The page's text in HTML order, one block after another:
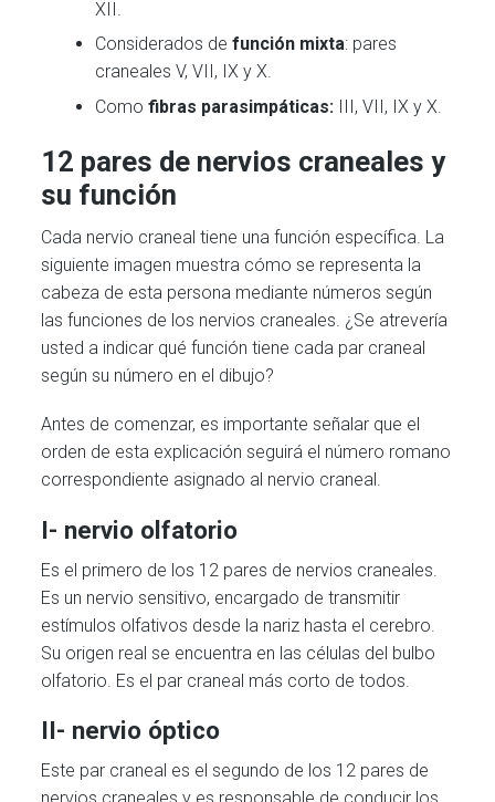
XII.
Considerados defunción mixta: pares
craneales V, VII, IX y X.
Comofibras parasimpáticas: III, VII, IX y X.
12 pares de nervios craneales y
su función
Cada nervio craneal tiene una función específica. La
siguiente imagen muestra cómo se representa la
cabeza de esta persona mediante números según
las funciones de los nervios craneales. ¿Se atrevería
usted a indicar qué función tiene cada par craneal
según su número en el dibujo?
Antes de comenzar, es importante señalar que el
orden de esta explicación seguirá el número romano
correspondiente asignado al nervio craneal.
I- nervio olfatorio
Es el primero de los 12 pares de nervios craneales.
Es un nervio sensitivo, encargado de transmitir
estímulos olfativos desde la nariz hasta el cerebro.
Su origen real se encuentra en las células del bulbo
olfatorio. Es el par craneal más corto de todos.
II- nervio óptico
Este par craneal es el segundo de los 12 pares de